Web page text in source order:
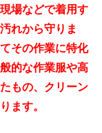
対策用品
ー
場などで着用す
れから守りま
その作業に特化
的な作業服や高
もの、クリーン
ます。